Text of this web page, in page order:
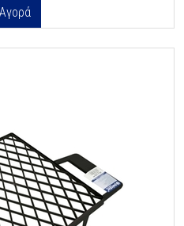
Αγορά